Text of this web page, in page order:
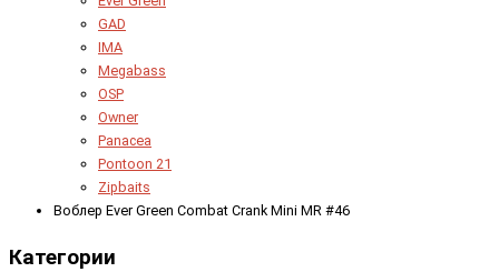
GAD
IMA
Megabass
OSP
Owner
Panacea
Pontoon 21
Zipbaits
Воблер Ever Green Combat Crank Mini MR #46
Категории